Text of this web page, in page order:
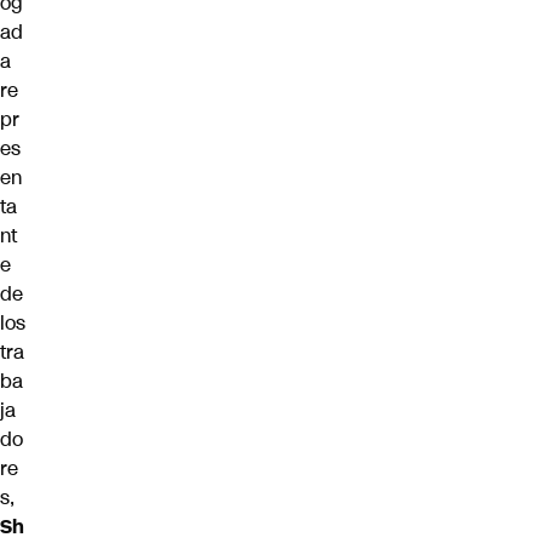
ad
a
re
pr
es
en
ta
nt
e
de
los
tra
ba
ja
do
re
s,
Sh